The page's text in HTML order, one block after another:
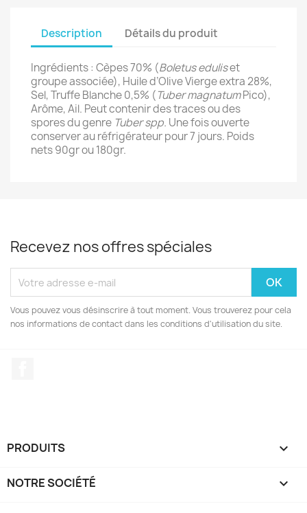
Description Détails du produit
Ingrédients : Cèpes 70% (Boletus eduliset
groupe associée), Huile d’Olive Vierge extra 28%,
Sel, Truffe Blanche 0,5% (Tuber magnatumPico),
Arôme, Ail. Peut contenir des traces ou des
spores du genre Tuber spp. Une fois ouverte
conserver au réfrigérateur pour 7 jours. Poids
nets 90gr ou 180gr.
Recevez nos offres spéciales
Vous pouvez vous désinscrire à tout moment. Vous trouverez pour cela
nos informations de contact dans les conditions d'utilisation du site.
PRODUITS 
NOTRE SOCIÉTÉ 